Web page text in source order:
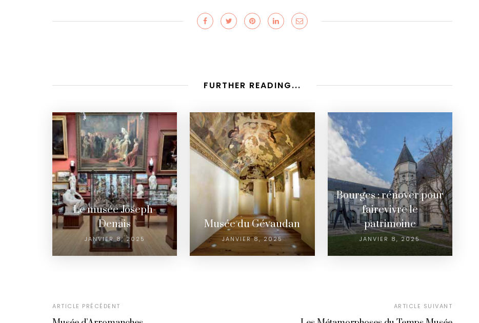
FURTHER READING...
Le musée Joseph-
Denais
JANVIER 8, 2025
Musée du Gévaudan
JANVIER 8, 2025
Bourges : rénover pour
fairevivre le
patrimoine
JANVIER 8, 2025
ARTICLE PRÉCÉDENT ARTICLE SUIVANT